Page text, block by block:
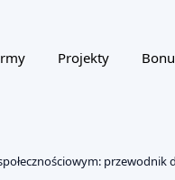
Projekty
przewodnik